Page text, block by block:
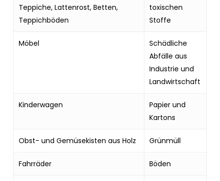
Teppiche, Lattenrost, Betten,
Teppichböden
toxischen
Stoffe
Möbel
Schädliche
Abfälle aus
Industrie und
Landwirtschaft
Kinderwagen
Papier und
Kartons
Obst- und Gemüsekisten aus Holz Grünmüll
Fahrräder Böden